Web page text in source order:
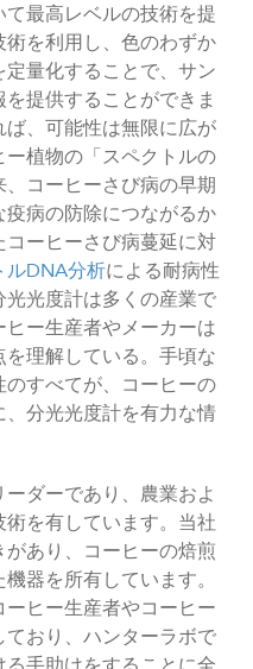
最高レベルの技術を提
を利用し、色のわずか
量化することで、サン
提供することができま
、可能性は無限に広が
植物の「スペクトルの
コーヒーさび病の早期
病の防除につながるか
ーヒーさび病蔓延に対
ルDNA分析による耐病性
光度計は多くの産業で
ー生産者やメーカーは
理解している。手頃な
すべてが、コーヒーの
分光光度計を有力な情
ダーであり、農業およ
を有しています。当社
あり、コーヒーの焙煎
器を所有しています。
ヒー生産者やコーヒー
おり、ハンターラボで